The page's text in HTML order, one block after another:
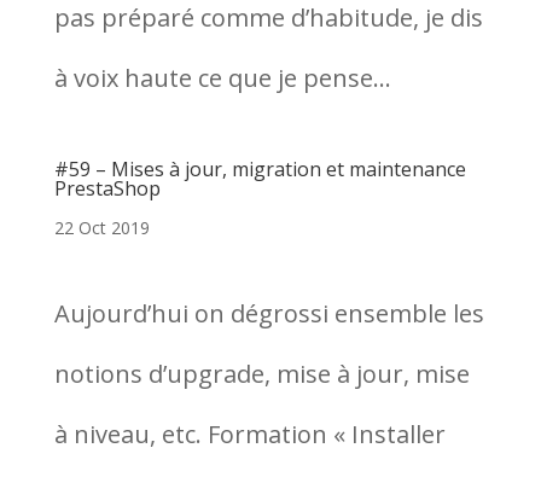
pas préparé comme d’habitude, je dis
à voix haute ce que je pense...
#59 – Mises à jour, migration et maintenance
PrestaShop
22 Oct 2019
Aujourd’hui on dégrossi ensemble les
notions d’upgrade, mise à jour, mise
à niveau, etc. Formation « Installer